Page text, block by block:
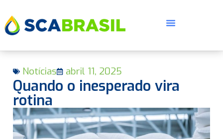
Notícias abril 11, 2025
Quando o inesperado vira
rotina